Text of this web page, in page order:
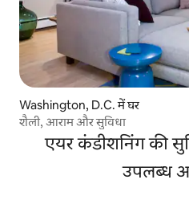
Washington, D.C. में घर
शैली, आराम और सुविधा
एयर कंडीशनिंग की
उपलब्ध